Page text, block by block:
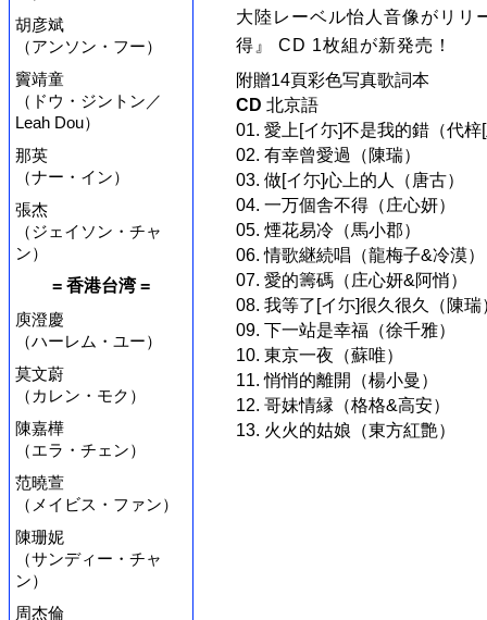
胡彦斌
（アンソン・フー）
竇靖童
（ドウ・ジントン／
Leah Dou）
那英
（ナー・イン）
張杰
（ジェイソン・チャ
ン）
= 香港台湾 =
庾澄慶
（ハーレム・ユー）
莫文蔚
（カレン・モク）
陳嘉樺
（エラ・チェン）
范曉萱
（メイビス・ファン）
陳珊妮
（サンディー・チャ
ン）
周杰倫
大陸レーベル怡人音像がリリ
得』 CD 1枚組が新発売！
附贈14頁彩色写真歌詞本
CD 北京語
01. 愛上[イ尓]不是我的錯（代梓
02. 有幸曾愛過（陳瑞）
03. 做[イ尓]心上的人（唐古）
04. 一万個舎不得（庄心妍）
05. 煙花易冷（馬小郡）
06. 情歌継続唱（龍梅子&冷漠）
07. 愛的籌碼（庄心妍&阿悄）
08. 我等了[イ尓]很久很久（陳瑞
09. 下一站是幸福（徐千雅）
10. 東京一夜（蘇唯）
11. 悄悄的離開（楊小曼）
12. 哥妹情縁（格格&高安）
13. 火火的姑娘（東方紅艶）